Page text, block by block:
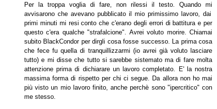
Per­ la troppa voglia di fare, non rilessi il testo. Quando mi
avvisarono che avevano pubblicato il mio primissimo lavoro, dai
primi minuti mi resi conto che c'erano degli errori di battitura e per
questo c'era qualche "strafalcione".
Avrei voluto morire. Chiamai
subito BlackCondor per dirgli cosa fosse successo. La prima cosa
che fece fu quella di tranquillizzarmi (io avrei già voluto lasciare
tutto) e mi disse che tutto si sarebbe sistemato ma di fare molta
attenzione prima di dichiarare un lavoro completato. E' la nostra
massima forma di rispetto per chi ci segue.
Da allora non ho mai
più visto un mio lavoro finito, anche perchè sono "ipercritico" con
me stesso.